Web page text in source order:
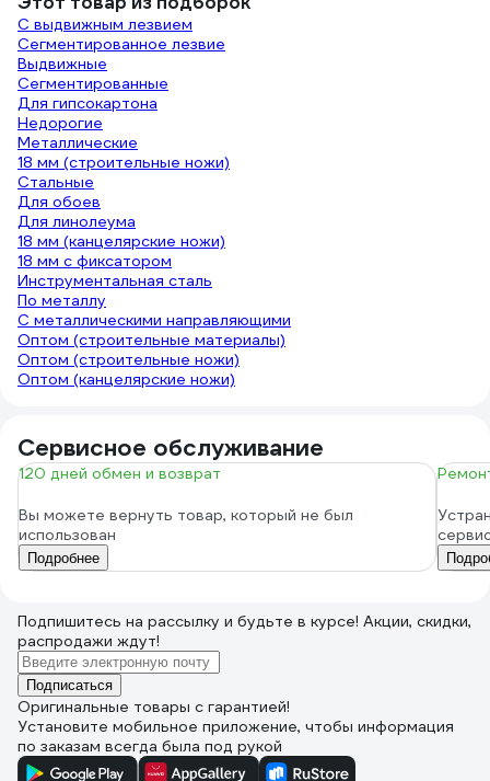
С выдвижным лезвием
Сегментированное лезвие
Выдвижные
Сегментированные
Для гипсокартона
Недорогие
Металлические
18 мм (строительные ножи)
Стальные
Для обоев
Для линолеума
18 мм (канцелярские ножи)
18 мм с фиксатором
Инструментальная сталь
По металлу
С металлическими направляющими
Оптом (строительные материалы)
Оптом (строительные ножи)
Оптом (канцелярские ножи)
Сервисное обслуживание
120 дней обмен и возврат
Вы можете вернуть товар, который не был
использован
Подробнее
Подпишитесь на рассылку и будьте в курсе! Акции, скидки,
распродажи ждут!
Подписаться
Оригинальные товары с гарантией!
Установите мобильное приложение, чтобы информация
по заказам всегда была под рукой